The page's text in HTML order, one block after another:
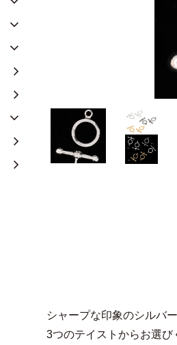
シャープな印象のシルバ
3つのテイストからお選び